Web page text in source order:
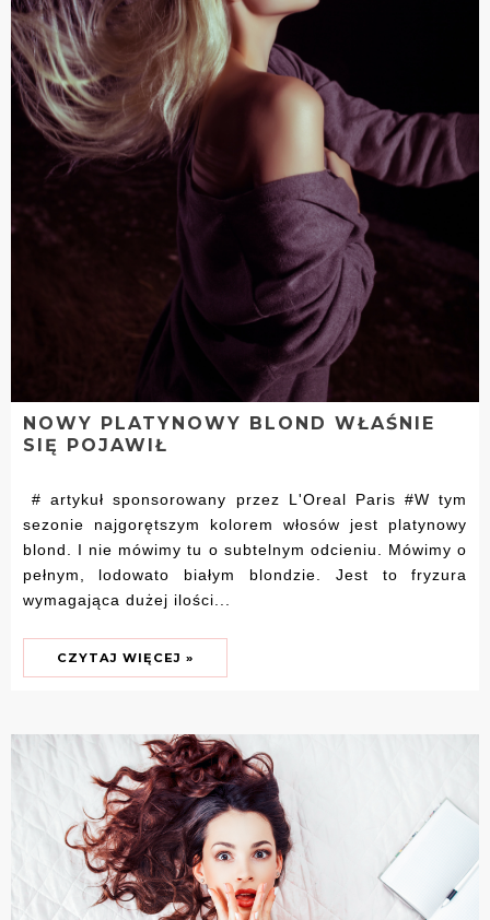
NOWY PLATYNOWY BLOND WŁAŚNIE
SIĘ POJAWIŁ
# artykuł sponsorowany przez L'Oreal Paris #W tym
sezonie najgorętszym kolorem włosów jest platynowy
blond. I nie mówimy tu o subtelnym odcieniu. Mówimy o
pełnym, lodowato białym blondzie. Jest to fryzura
wymagająca dużej ilości...
CZYTAJ WIĘCEJ »